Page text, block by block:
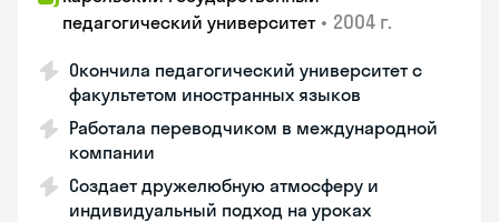
педагогический университет • 2004 г.
Окончила педагогический университет с
факультетом иностранных языков
Работала переводчиком в международной
компании
Создает дружелюбную атмосферу и
индивидуальный подход на уроках